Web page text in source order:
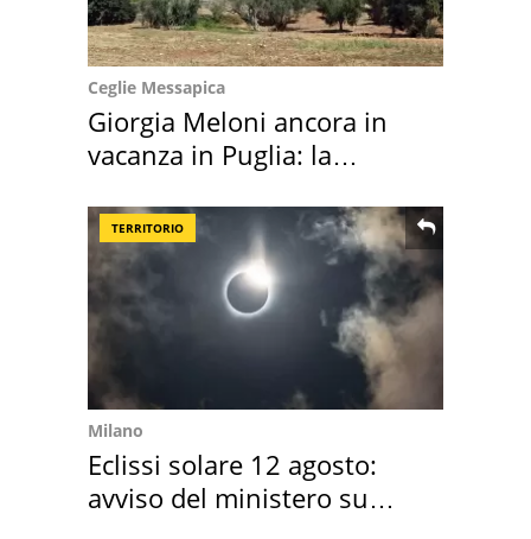
Ceglie Messapica
Giorgia Meloni ancora in
vacanza in Puglia: la
TERRITORIO
Milano
Eclissi solare 12 agosto:
avviso del ministero su